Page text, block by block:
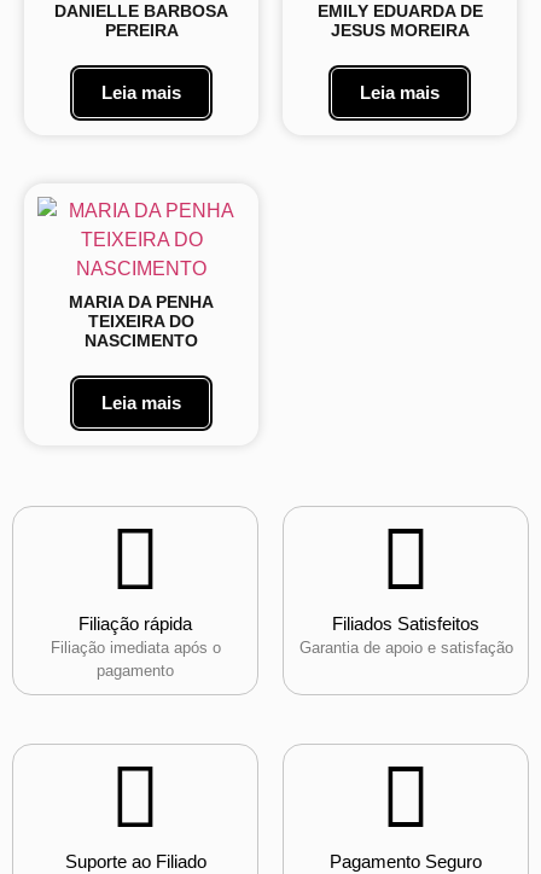
DANIELLE BARBOSA
PEREIRA
Leia mais
EMILY EDUARDA DE
JESUS MOREIRA
Leia mais
MARIA DA PENHA
TEIXEIRA DO
NASCIMENTO
Leia mais
Filiação rápida
Filiação imediata após o
pagamento
Filiados Satisfeitos
Garantia de apoio e satisfação
Suporte ao Filiado Pagamento Seguro